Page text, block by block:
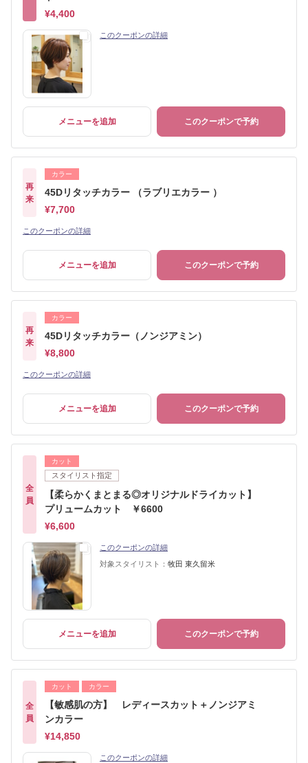
¥4,400
このクーポンの詳細
メニューを追加 このクーポンで予約
再
来
カラー
45Dリタッチカラー （ラブリエカラー ）
¥7,700
このクーポンの詳細
メニューを追加 このクーポンで予約
再
来
カラー
45Dリタッチカラー（ノンジアミン）
¥8,800
このクーポンの詳細
メニューを追加 このクーポンで予約
全
員
カット
スタイリスト指定
【柔らかくまとまる◎オリジナルドライカット】
プリュームカット ￥6600
¥6,600
このクーポンの詳細
対象スタイリスト： 牧田 東久留米
メニューを追加 このクーポンで予約
全
員
カット カラー
【敏感肌の方】 レディースカット＋ノンジアミ
ンカラー
¥14,850
このクーポンの詳細